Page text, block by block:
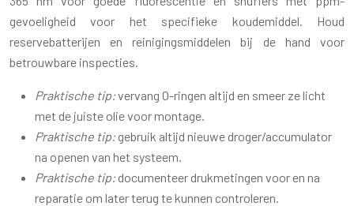
gevoeligheid voor het specifieke koudemiddel. Houd
reservebatterijen en reinigingsmiddelen bij de hand voor
betrouwbare inspecties.
Praktische tip:vervang O-ringen altijd en smeer ze licht
met de juiste olie voor montage.
Praktische tip: gebruik altijd nieuwe droger/accumulator
na openen van het systeem.
Praktische tip: documenteer drukmetingen voor en na
reparatie om later terug te kunnen controleren.